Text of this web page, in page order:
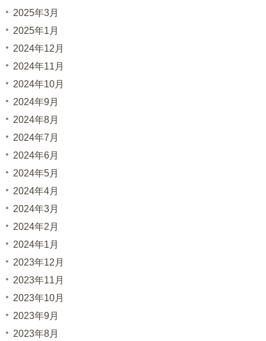
2025年3月
2025年1月
2024年12月
2024年11月
2024年10月
2024年9月
2024年8月
2024年7月
2024年6月
2024年5月
2024年4月
2024年3月
2024年2月
2024年1月
2023年12月
2023年11月
2023年10月
2023年9月
2023年8月